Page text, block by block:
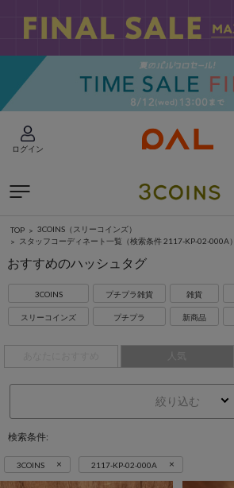
ログイン
TOP
3COINS（スリーコインズ）
スタッフコーディネート一覧 （検索条件 2117-KP-02-000A）
おすすめのハッシュタグ
3COINS
スリーコインズ
プチプラ雑貨
プチプラ
雑貨
新商品
人気
絞り込む
検索条件:
3COINS × 2117-KP-02-000A ×